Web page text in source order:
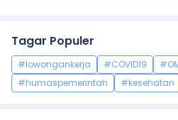
Tagar Populer
#lowongankerja #COVID19
#humaspemerintah
#kesehatan